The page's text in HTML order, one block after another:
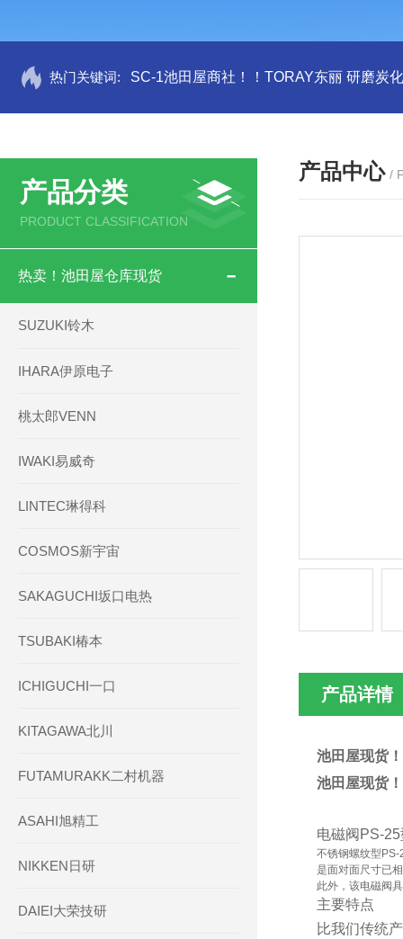
热门关键词: SC-1池田屋商社！！TORAY东丽 研磨炭
产品分类
PRODUCT CLASSIFICATION
热卖！池田屋仓库现货
SUZUKI铃木
IHARA伊原电子
桃太郎VENN
IWAKI易威奇
LINTEC琳得科
COSMOS新宇宙
SAKAGUCHI坂口电热
TSUBAKI椿本
ICHIGUCHI一口
KITAGAWA北川
FUTAMURAKK二村机器
ASAHI旭精工
NIKKEN日研
DAIEI大荣技研
产品中心 /
产品详情
池田屋现货
池田屋现货
电磁阀PS-
不锈钢螺纹型
是面对面尺寸已
此外，该电磁阀
主要特点
比我们传统